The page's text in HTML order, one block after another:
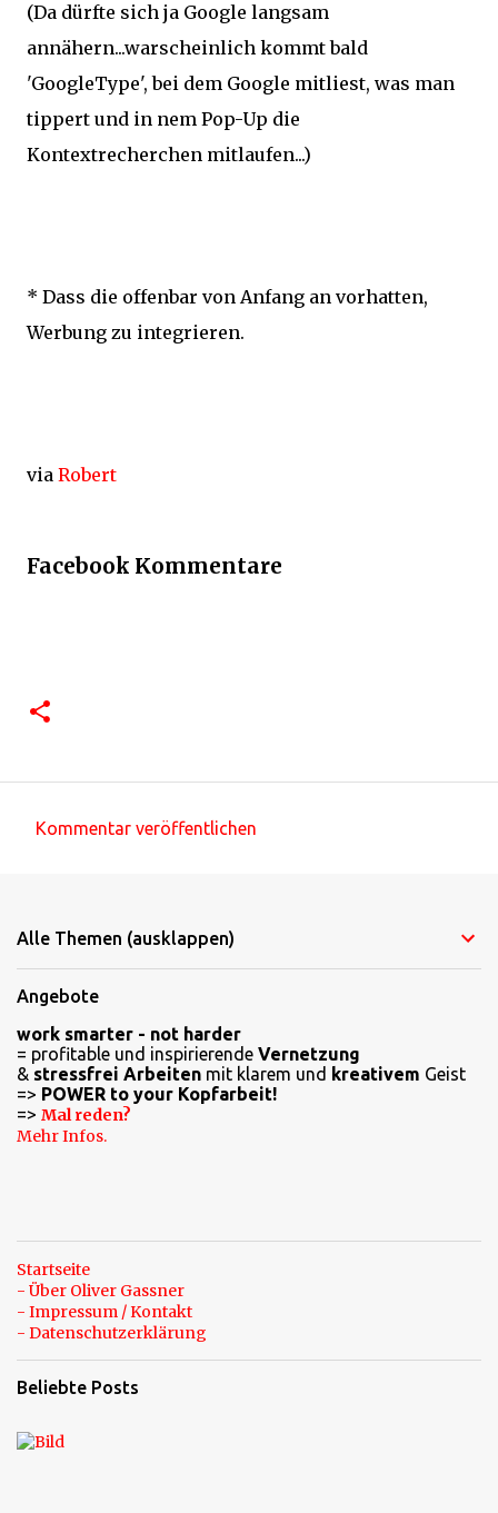
(Da dürfte sich ja Google langsam
annähern...warscheinlich kommt bald
'GoogleType', bei dem Google mitliest, was man
tippert und in nem Pop-Up die
Kontextrecherchen mitlaufen...)
* Dass die offenbar von Anfang an vorhatten,
Werbung zu integrieren.
via Robert
Facebook Kommentare
m
n
t
a
r
e
Kommentar veröffentlichen
Alle Themen (ausklappen)
Angebote
work smarter - not harder
= profitable und inspirierende Vernetzung
& stressfrei Arbeiten mit klarem und kreativem Geist
=> POWER to your Kopfarbeit!
=> Mal reden?
Mehr Infos.
Startseite
- Über Oliver Gassner
- Impressum / Kontakt
- Datenschutzerklärung
Beliebte Posts